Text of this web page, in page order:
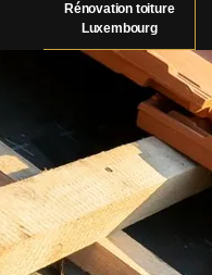
Rénovation toiture
Luxembourg